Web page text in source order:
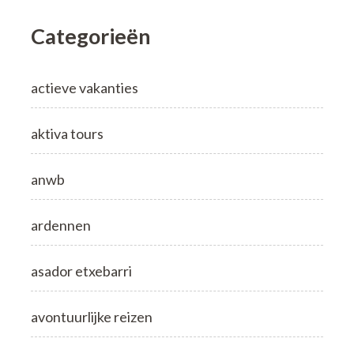
Categorieën
actieve vakanties
aktiva tours
anwb
ardennen
asador etxebarri
avontuurlijke reizen